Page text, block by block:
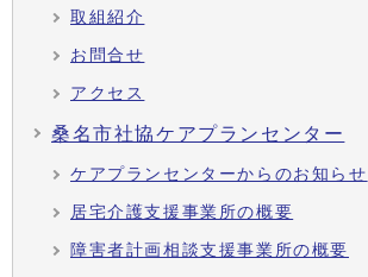
取組紹介
お問合せ
アクセス
桑名市社協ケアプランセンター
ケアプランセンターからのお知らせ
居宅介護支援事業所の概要
障害者計画相談支援事業所の概要